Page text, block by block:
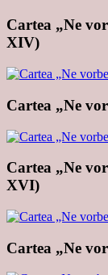
Cartea „Ne
XIV)
Cartea „Ne
Cartea „Ne
XVI)
Cartea „Ne